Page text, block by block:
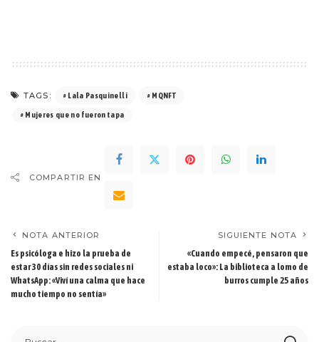
TAGS: Lala Pasquinelli MQNFT
Mujeres que no fueron tapa
COMPARTIR EN
NOTA ANTERIOR
Es psicóloga e hizo la prueba de
estar 30 días sin redes sociales ni
WhatsApp: «Viví una calma que hace
mucho tiempo no sentía»
SIGUIENTE NOTA
«Cuando empecé, pensaron que
estaba loco»: La biblioteca a lomo de
burros cumple 25 años